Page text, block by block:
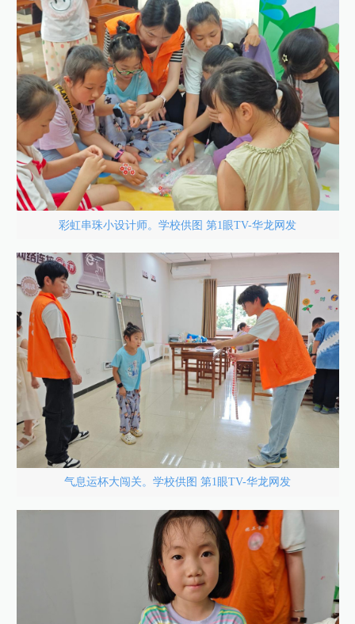
彩虹串珠小设计师。学校供图 第1眼TV-华龙网发
气息运杯大闯关。学校供图 第1眼TV-华龙网发